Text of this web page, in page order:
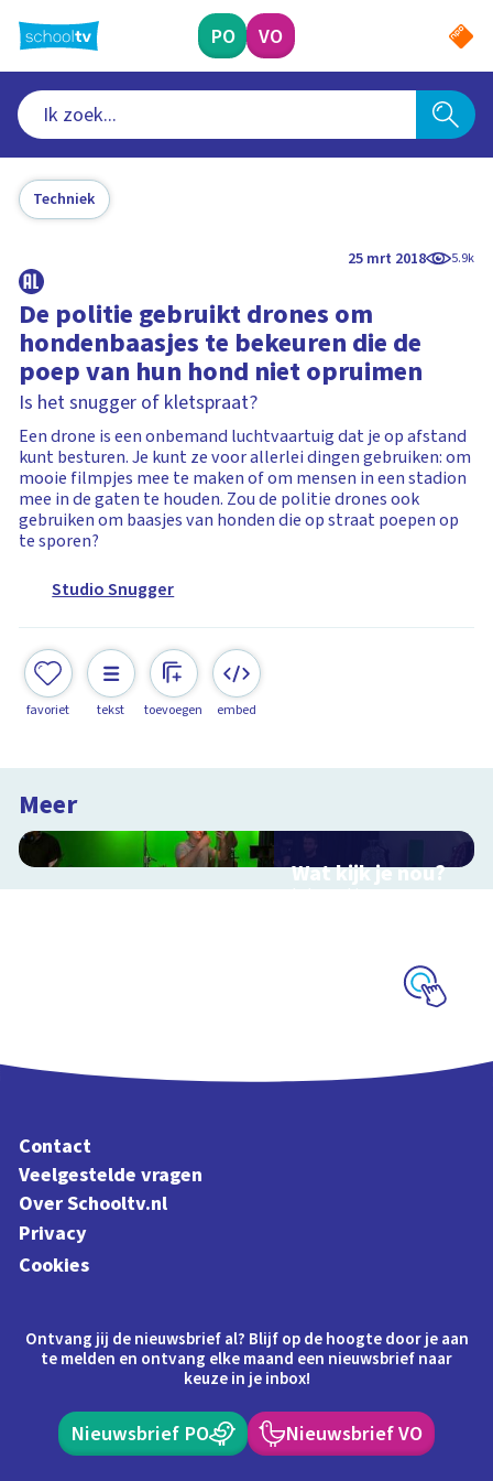
naar
hoofdinhoud
PO VO
Techniek
25 mrt 2018 5.9k
De politie gebruikt drones om
hondenbaasjes te bekeuren die de
poep van hun hond niet opruimen
Is het snugger of kletspraat?
Een drone is een onbemand luchtvaartuig dat je op afstand
kunt besturen. Je kunt ze voor allerlei dingen gebruiken: om
mooie filmpjes mee te maken of om mensen in een stadion
mee in de gaten te houden. Zou de politie drones ook
gebruiken om baasjes van honden die op straat poepen op
te sporen?
Studio Snugger
favoriet tekst toevoegen embed
Meer
Wat kijk je nou?
Interactieve
Contact
Veelgestelde vragen
Over Schooltv.nl
Privacy
Cookies
Ontvang jij de nieuwsbrief al? Blijf op de hoogte door je aan
te melden en ontvang elke maand een nieuwsbrief naar
keuze in je inbox!
Nieuwsbrief PO Nieuwsbrief VO